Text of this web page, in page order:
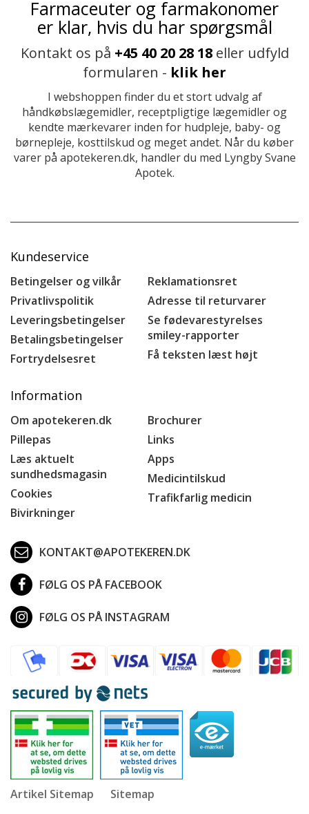
Farmaceuter og farmakonomer
er klar, hvis du har spørgsmål
Kontakt os på +45 40 20 28 18eller udfyld
formularen - klik her
I webshoppen finder du et stort udvalg af
håndkøbslægemidler, receptpligtige lægemidler og
kendte mærkevarer inden for hudpleje, baby- og
børnepleje, kosttilskud og meget andet. Når du køber
varer på apotekeren.dk, handler du med Lyngby Svane
Apotek.
Kundeservice
Betingelser og vilkår
Privatlivspolitik
Leveringsbetingelser
Betalingsbetingelser
Fortrydelsesret
Reklamationsret
Adresse til returvarer
Se fødevarestyrelses
smiley-rapporter
Få teksten læst højt
Information
Om apotekeren.dk
Pillepas
Læs aktuelt
sundhedsmagasin
Cookies
Bivirkninger
Brochurer
Links
Apps
Medicintilskud
Trafikfarlig medicin
KONTAKT@APOTEKEREN.DK
FØLG OS PÅ FACEBOOK
FØLG OS PÅ INSTAGRAM
Artikel Sitemap Sitemap